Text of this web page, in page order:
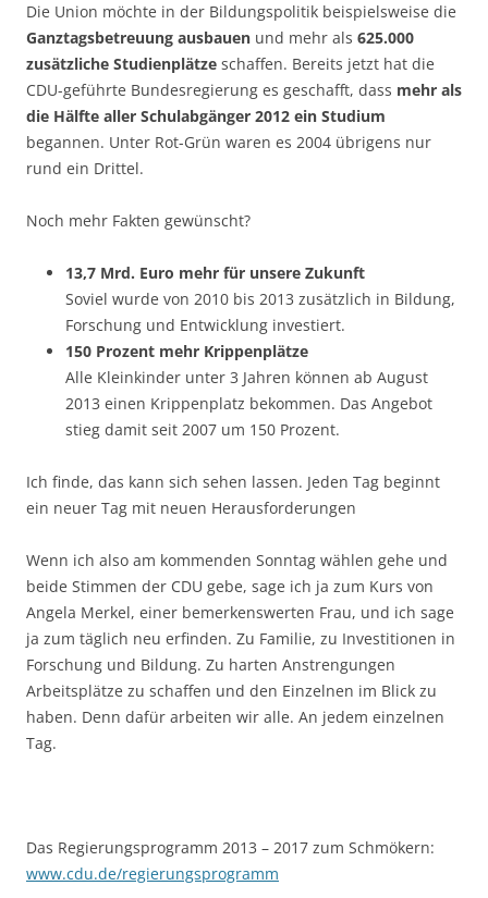
Die Union möchte in der Bildungspolitik beispielsweise die
Ganztagsbetreuung ausbauen und mehr als 625.000
zusätzliche Studienplätze schaffen. Bereits jetzt hat die
CDU-geführte Bundesregierung es geschafft, dass mehr als
die Hälfte aller Schulabgänger 2012 ein Studium
begannen. Unter Rot-Grün waren es 2004 übrigens nur
rund ein Drittel.
Noch mehr Fakten gewünscht?
13,7 Mrd. Euro mehr für unsere Zukunft
Soviel wurde von 2010 bis 2013 zusätzlich in Bildung,
Forschung und Entwicklung investiert.
150 Prozent mehr Krippenplätze
Alle Kleinkinder unter 3 Jahren können ab August
2013 einen Krippenplatz bekommen. Das Angebot
stieg damit seit 2007 um 150 Prozent.
Ich finde, das kann sich sehen lassen. Jeden Tag beginnt
ein neuer Tag mit neuen Herausforderungen
Wenn ich also am kommenden Sonntag wählen gehe und
beide Stimmen der CDU gebe, sage ich ja zum Kurs von
Angela Merkel, einer bemerkenswerten Frau, und ich sage
ja zum täglich neu erfinden. Zu Familie, zu Investitionen in
Forschung und Bildung. Zu harten Anstrengungen
Arbeitsplätze zu schaffen und den Einzelnen im Blick zu
haben. Denn dafür arbeiten wir alle. An jedem einzelnen
Tag.
Das Regierungsprogramm 2013 – 2017 zum Schmökern:
www.cdu.de/regierungsprogramm